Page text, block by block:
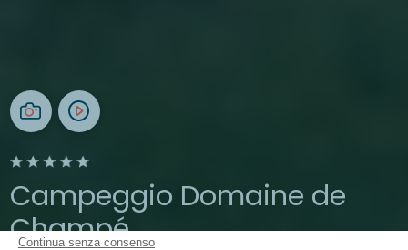
Continua senza consenso
Campeggio Domaine de
Champé